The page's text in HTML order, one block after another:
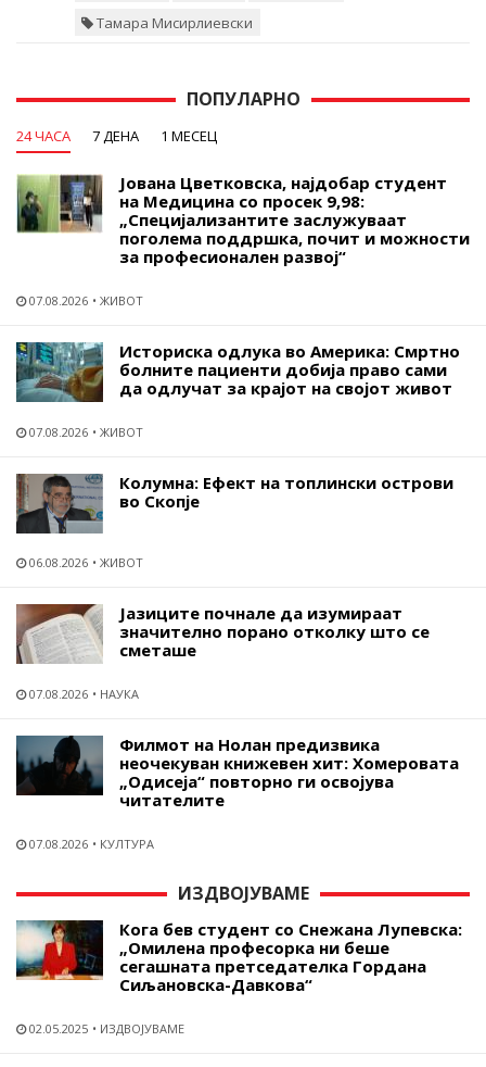
Тамара Мисирлиевски
ПОПУЛАРНО
24 ЧАСА 7 ДЕНА 1 МЕСЕЦ
Јована Цветковска, најдобар студент
на Медицина со просек 9,98:
„Специјализантите заслужуваат
поголема поддршка, почит и можности
за професионален развој“
07.08.2026 ЖИВОТ
Историска одлука во Америка: Смртно
болните пациенти добија право сами
да одлучат за крајот на својот живот
07.08.2026 ЖИВОТ
Колумна: Ефект на топлински острови
во Скопје
06.08.2026 ЖИВОТ
Јазиците почнале да изумираат
значително порано отколку што се
сметаше
07.08.2026 НАУКА
Филмот на Нолан предизвика
неочекуван книжевен хит: Хомеровата
„Одисеја“ повторно ги освојува
читателите
07.08.2026 КУЛТУРА
ИЗДВОЈУВАМЕ
Кога бев студент со Снежана Лупевска:
„Омилена професорка ни беше
сегашната претседателка Гордана
Сиљановска-Давкова“
02.05.2025 ИЗДВОЈУВАМЕ